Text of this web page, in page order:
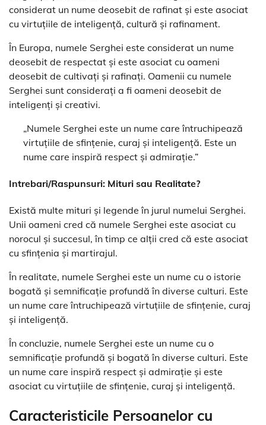
considerat un nume deosebit de rafinat și este asociat
cu virtuțiile de inteligență, cultură și rafinament.
În Europa, numele Serghei este considerat un nume
deosebit de respectat și este asociat cu oameni
deosebit de cultivați și rafinați. Oamenii cu numele
Serghei sunt considerați a fi oameni deosebit de
inteligenți și creativi.
„Numele Serghei este un nume care întruchipează
virtuțiile de sfințenie, curaj și inteligență. Este un
nume care inspiră respect și admirație.”
Intrebari/Raspunsuri: Mituri sau Realitate?
Există multe mituri și legende în jurul numelui Serghei.
Unii oameni cred că numele Serghei este asociat cu
norocul și succesul, în timp ce alții cred că este asociat
cu sfințenia și martirajul.
În realitate, numele Serghei este un nume cu o istorie
bogată și semnificație profundă în diverse culturi. Este
un nume care întruchipează virtuțiile de sfințenie, curaj
și inteligență.
În concluzie, numele Serghei este un nume cu o
semnificație profundă și bogată în diverse culturi. Este
un nume care inspiră respect și admirație și este
asociat cu virtuțiile de sfințenie, curaj și inteligență.
Caracteristicile Persoanelor cu